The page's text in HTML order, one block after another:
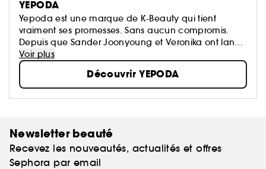
YEPODA
Yepoda est une marque de K-Beauty qui tient
vraiment ses promesses. Sans aucun compromis.
Depuis que Sander Joonyoung et Veronika ont lancé
la marque en 2020, ils se sont donné pour mission de
proposer une innovation coréenne authentique à
laquelle vous pouvez faire confiance.
Voir plus
Découvrir YEPODA
Newsletter beauté
Recevez les nouveautés, actualités et offres
Sephora par email